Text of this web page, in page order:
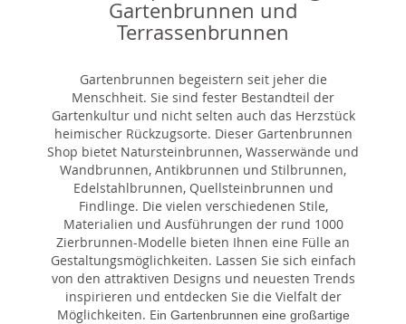
Gartenbrunnen und
Terrassenbrunnen
Gartenbrunnen begeistern seit jeher die
Menschheit. Sie sind fester Bestandteil der
Gartenkultur und nicht selten auch das Herzstück
heimischer Rückzugsorte. Dieser Gartenbrunnen
Shop bietet Natursteinbrunnen, Wasserwände und
Wandbrunnen, Antikbrunnen und Stilbrunnen,
Edelstahlbrunnen, Quellsteinbrunnen und
Findlinge. Die vielen verschiedenen Stile,
Materialien und Ausführungen der rund 1000
Zierbrunnen-Modelle bieten Ihnen eine Fülle an
Gestaltungsmöglichkeiten. Lassen Sie sich einfach
von den attraktiven Designs und neuesten Trends
inspirieren und entdecken Sie die Vielfalt der
Möglichkeiten. Ein Gartenbrunnen eine großartige